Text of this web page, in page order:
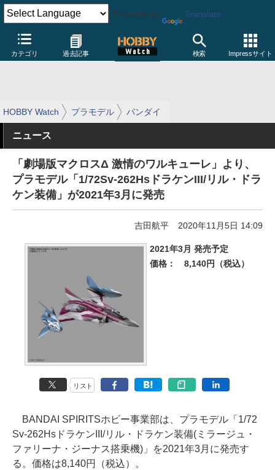
Powered by Translate
カテゴリ 過去記事 検索 Impressサイト
HOBBY Watch プラモデル バンダイ
ニュース
「劇場版マクロスΔ 激情のワルキューレ」より、
プラモデル「1/72Sv-262HsドラケンIII/リル・ドラ
ケン装備」が2021年3月に発売
吉田航平 2020年11月5日 14:09
2021年3月 発売予定
価格：
8,140円（税込）
リスト
BANDAI SPIRITSホビー事業部は、プラモデル「1/72
Sv-262HsドラケンIII/リル・ドラケン装備(ミラージュ・
ファリーナ・ジーナス搭乗機)」を2021年3月に発売す
る。価格は8,140円（税込）。